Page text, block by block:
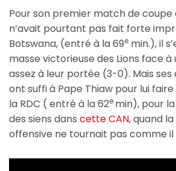
Pour son premier match de coupe
n’avait pourtant pas fait forte
Botswana, (entré à la 69e min.), il
masse victorieuse des Lions face à
assez à leur portée (3-0). Mais ses
ont suffi à Pape Thiaw pour lui
la RDC ( entré à la 62e min), pour
des siens dans cette CAN,quand
offensive ne tournait pas comme il